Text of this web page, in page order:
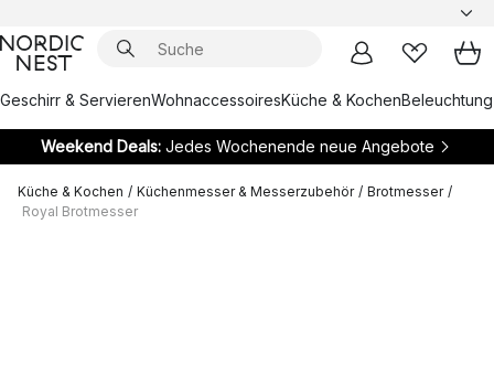
Geschirr & ServierenWohnaccessoiresKüche & KochenBeleuchtung
Weekend Deals:Jedes Wochenende neue Angebote
Küche & Kochen / Küchenmesser & Messerzubehör / Brotmesser /
Royal Brotmesser